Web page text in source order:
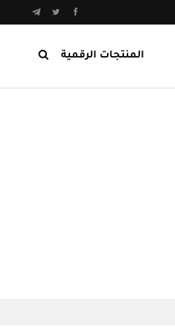
المنتجات الرقمية